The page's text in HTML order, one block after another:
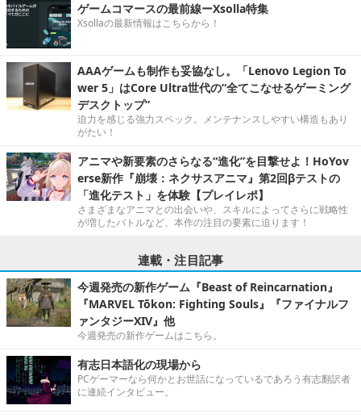
ゲームコマースの最前線ーXsolla特集
Xsollaの最新情報はこちらから！
AAAゲームも制作も妥協なし。「Lenovo Legion To
wer 5」はCore Ultra世代の“全てこなせるゲーミング
デスクトップ”
迫力を感じる強力スペック。メンテナンスしやすい構造もあり
がたい！
アニマや新要素のさらなる“進化”を目撃せよ！HoYov
erse新作『崩壊：ネクサスアニマ』第2回βテストの
「進化テスト」を体験【プレイレポ】
さまざまなアニマとの出会いや、スキルによってさらに戦略性
が増したバトルなど、本作の注目の要素に迫ります！
連載・注目記事
今週発売の新作ゲーム『Beast of Reincarnation』
『MARVEL Tōkon: Fighting Souls』『ファイナルフ
ァンタジーXIV』他
今週発売の新作ゲームはこちら。
有志日本語化の現場から
PCゲーマーなら何かとお世話になっているであろう有志翻訳者
に連続インタビュー。